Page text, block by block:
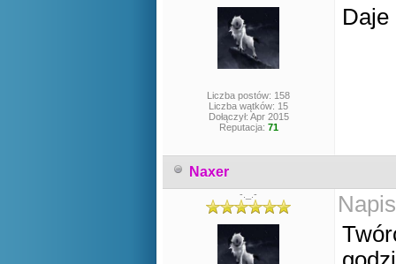
Liczba postów: 158
Liczba wątków: 15
Dołączył: Apr 2015
Reputacja: 71
Daje
Naxer
-._.-